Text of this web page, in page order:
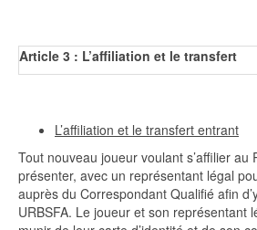
Article 3 : L’affiliation et le transfert
L’affiliation et le transfert entrant
Tout nouveau joueur voulant s’affilier au
présenter, avec un représentant légal
auprès du Correspondant Qualifié afin
URBSFA. Le joueur et son représentant